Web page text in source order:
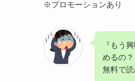
※プロモーションあり
『もう
めるの？
無料で